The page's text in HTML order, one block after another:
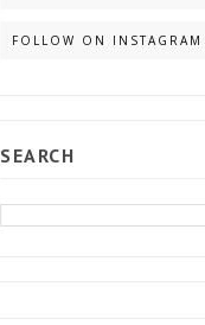
FOLLOW ON INSTAGRAM
SEARCH